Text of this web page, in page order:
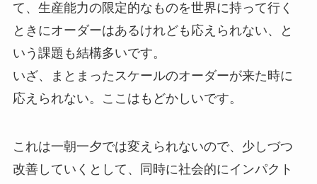
て、生産能力の限定的なものを世界に持って行く
ときにオーダーはあるけれども応えられない、と
いう課題も結構多いです。
いざ、まとまったスケールのオーダーが来た時に
応えられない。ここはもどかしいです。
これは一朝一夕では変えられないので、少しづつ
改善していくとして、同時に社会的にインパクト